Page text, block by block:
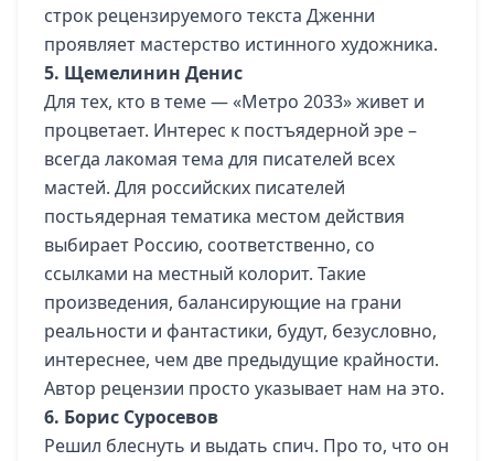
строк рецензируемого текста Дженни
проявляет мастерство истинного художника.
5. Щемелинин Денис
Для тех, кто в теме — «Метро 2033» живет и
процветает. Интерес к постъядерной эре –
всегда лакомая тема для писателей всех
мастей. Для российских писателей
постьядерная тематика местом действия
выбирает Россию, соответственно, со
ссылками на местный колорит. Такие
произведения, балансирующие на грани
реальности и фантастики, будут, безусловно,
интереснее, чем две предыдущие крайности.
Автор рецензии просто указывает нам на это.
6. Борис Суросевов
Решил блеснуть и выдать спич. Про то, что он